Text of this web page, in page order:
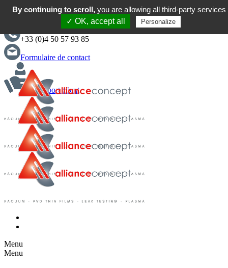
English
+33 (0)4 50 57 93 85
Formulaire de contact
Support client
Menu
Menu
By continuing to scroll, you are allowing all third-party services
✓ OK, accept all
Personalize